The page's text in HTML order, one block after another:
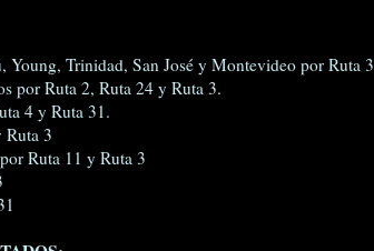
Young, Trinidad, San José y Montevideo por Ruta 3
por Ruta 2, Ruta 24 y Ruta 3.
4 y Ruta 31.
Ruta 3
Ruta 11 y Ruta 3